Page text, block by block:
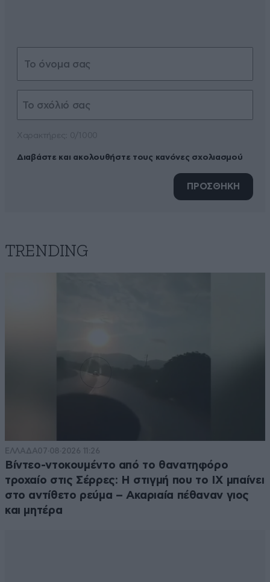
Διαβάστε και ακολουθήστε τους κανόνες σχολιασμού
ΠΡΟΣΘΗΚΗ
TRENDING
ΕΛΛΑΔΑ07·08·2026 11:26
Βίντεο-ντοκουμέντο από το θανατηφόρο
τροχαίο στις Σέρρες: Η στιγμή που το ΙΧ μπαίνει
στο αντίθετο ρεύμα – Ακαριαία πέθαναν γιος
και μητέρα